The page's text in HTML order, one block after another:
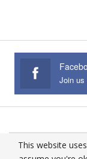
This website